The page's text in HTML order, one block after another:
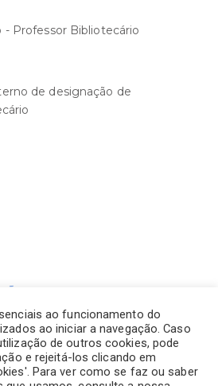
- Professor Bibliotecário
de designação de
de Oliveira
ao funcionamento do
ao iniciar a navegação. Caso
de outros cookies, pode
e rejeitá-los clicando em
Para ver como se faz ou saber